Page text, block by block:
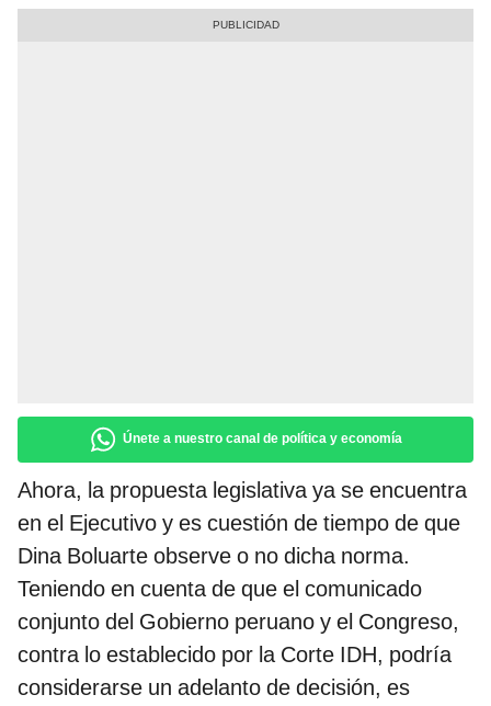
Únete a nuestro canal de política y economía
Ahora, la propuesta legislativa ya se encuentra
en el Ejecutivo y es cuestión de tiempo de que
Dina Boluarte observe o no dicha norma.
Teniendo en cuenta de que el comunicado
conjunto del Gobierno peruano y el Congreso,
contra lo establecido por la Corte IDH, podría
considerarse un adelanto de decisión, es